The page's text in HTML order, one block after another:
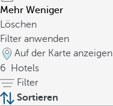
Mehr Weniger
Löschen
Filter anwenden
Auf der Karte anzeigen
6
Hotels
Filter
Sortieren